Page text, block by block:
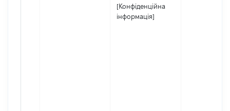
[Конфіденційна
інформація]